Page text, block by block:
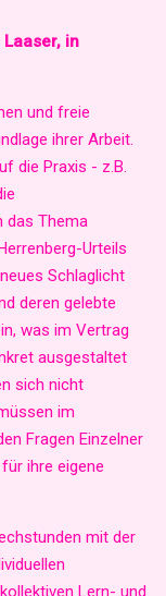
in
und freie
ihrer Arbeit.
die Praxis - z.B.
das Thema
Urteils
Schlaglicht
deren gelebte
was im Vertrag
ausgestaltet
sich nicht
im
Fragen Einzelner
ihre eigene
mit der